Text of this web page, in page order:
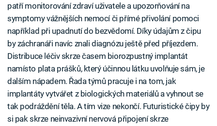
patří monitorování zdraví uživatele a upozorňování na
symptomy vážnějších nemocí či přímé přivolání pomoci
například při upadnutí do bezvědomí. Díky údajům z čipu
by záchranáři navíc znali diagnózu ještě před příjezdem.
Distribuce léčiv skrze časem biorozpustný implantát
namísto plata prášků, který účinnou látku uvolňuje sám, je
dalším nápadem. Řada týmů pracuje i na tom, jak
implantáty vytvářet z biologických materiálů a vyhnout se
tak podráždění těla. A tím vize nekončí. Futuristické čipy by
si pak skrze neinvazivní nervová připojení skrze